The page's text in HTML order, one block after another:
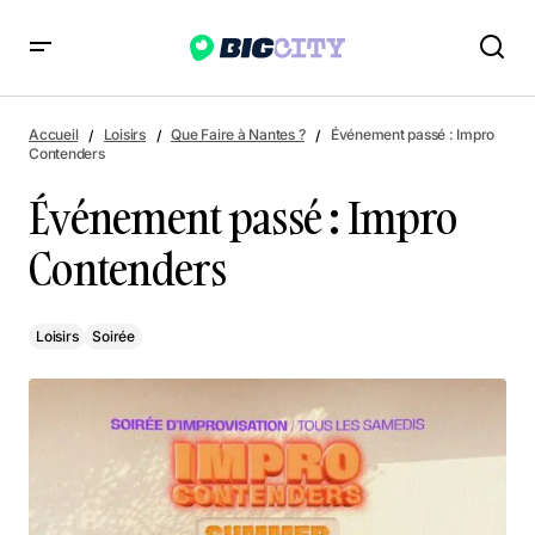
Événement passé : Impro Contenders
Accueil Loisirs Que Faire à Nantes ?
Événement passé : Impro
Contenders
Événement passé : Impro
Contenders
Loisirs Soirée